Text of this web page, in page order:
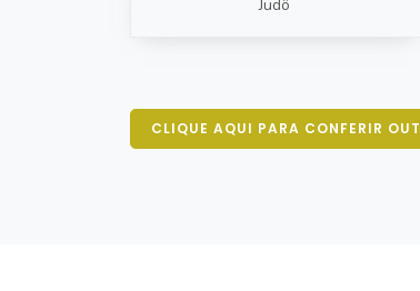
Judô
CLIQUE AQUI PARA CONFERIR